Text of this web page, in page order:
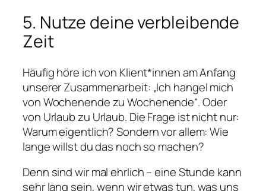
5. Nutze deine verbleibende
Zeit
Häufig höre ich von Klient*innen am Anfang
unserer Zusammenarbeit: „Ich hangel mich
von Wochenende zu Wochenende“. Oder
von Urlaub zu Urlaub. Die Frage ist nicht nur:
Warum eigentlich? Sondern vor allem: Wie
lange willst du das noch so machen?
Denn sind wir mal ehrlich – eine Stunde kann
sehr lang sein, wenn wir etwas tun, was uns